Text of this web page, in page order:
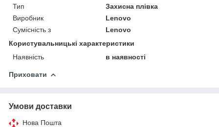
Тип
Захисна плівка
Виробник
Lenovo
Сумісність з
Lenovo
Користувальницькі характеристики
Наявність
в наявності
Приховати
Умови доставки
Нова Пошта